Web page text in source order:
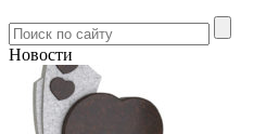
Новости